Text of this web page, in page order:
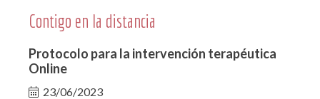
Contigo en la distancia
Protocolo para la intervención terapéutica
Online
23/06/2023